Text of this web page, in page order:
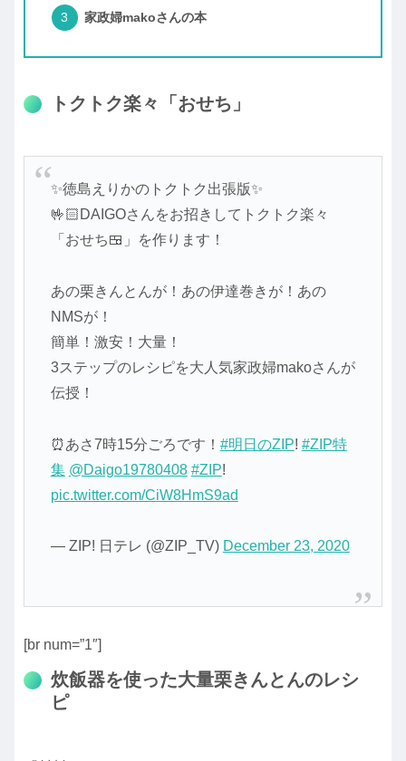
家政婦makoさんの本
トクトク楽々「おせち」
✨徳島えりかのトクトク出張版✨
🤟🏻DAIGOさんをお招きしてトクトク楽々
「おせち🍱」を作ります！
あの栗きんとんが！あの伊達巻きが！あの
NMSが！
簡単！激安！大量！
3ステップのレシピを大人気家政婦makoさんが
伝授！
⏰あさ7時15分ごろです！ #明日のZIP! #ZIP特
集 @Daigo19780408 #ZIP!
pic.twitter.com/CiW8HmS9ad
— ZIP! 日テレ (@ZIP_TV) December 23, 2020
[br num=”1″]
炊飯器を使った大量栗きんとんのレシ
ピ